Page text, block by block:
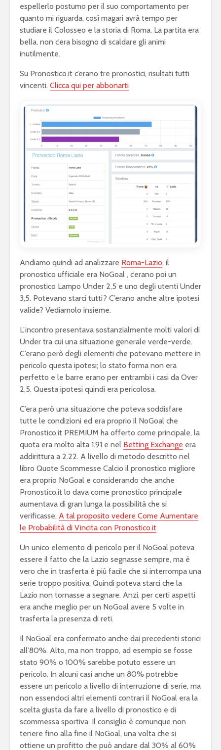
espellerlo postumo per il suo comportamento per
quanto mi riguarda, così magari avrà tempo per
studiare il Colosseo e la storia di Roma. La partita era
bella, non c’era bisogno di scaldare gli animi
inutilmente.
Su Pronostico.it c’erano tre pronostici, risultati tutti
vincenti. Clicca qui per abbonarti
Andiamo quindi ad analizzare Roma-Lazio, il
pronostico ufficiale era NoGoal , c’erano poi un
pronostico Lampo Under 2,5 e uno degli utenti Under
3,5. Potevano starci tutti? C’erano anche altre ipotesi
valide? Vediamolo insieme.
L’incontro presentava sostanzialmente molti valori di
Under tra cui una situazione generale verde-verde.
C’erano però degli elementi che potevano mettere in
pericolo questa ipotesi; lo stato forma non era
perfetto e le barre erano per entrambi i casi da Over
2,5. Questa ipotesi quindi era pericolosa.
C’era però una situazione che poteva soddisfare
tutte le condizioni ed era proprio il NoGoal che
Pronostico.it PREMIUM ha offerto come principale, la
quota era molto alta 1.91 e nel Betting Exchange era
addirittura a 2.22. A livello di metodo descritto nel
libro Quote Scommesse Calcio il pronostico migliore
era proprio NoGoal e considerando che anche
Pronostico.it lo dava come pronostico principale
aumentava di gran lunga la possibilità che si
verificasse. A tal proposito vedere Come Aumentare
le Probabilità di Vincita con Pronostico.it
Un unico elemento di pericolo per il NoGoal poteva
essere il fatto che la Lazio segnasse sempre, ma è
vero che in trasferta è più facile che si interrompa una
serie troppo positiva. Quindi poteva starci che la
Lazio non tornasse a segnare. Anzi, per certi aspetti
era anche meglio per un NoGoal avere 5 volte in
trasferta la presenza di reti.
Il NoGoal era confermato anche dai precedenti storici
all’80%. Alto, ma non troppo, ad esempio se fosse
stato 90% o 100% sarebbe potuto essere un
pericolo. In alcuni casi anche un 80% potrebbe
essere un pericolo a livello di interruzione di serie, ma
non essendoci altri elementi contrari il NoGoal era la
scelta giusta da fare a livello di pronostico e di
scommessa sportiva. Il consiglio è comunque non
tenere fino alla fine il NoGoal, una volta che si
ottiene un profitto che può andare dal 30% al 60%